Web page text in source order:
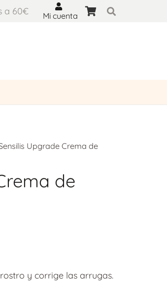
a 60€ Mi cuenta
Upgrade Crema de
de
y corrige las arrugas.